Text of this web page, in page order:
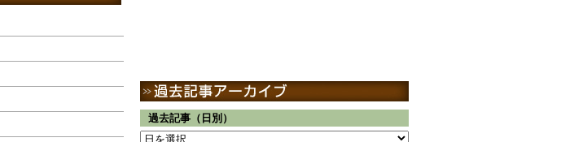
過去記事（日別）